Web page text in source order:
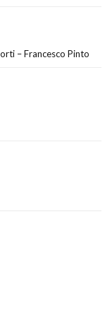
– Francesco Pinto